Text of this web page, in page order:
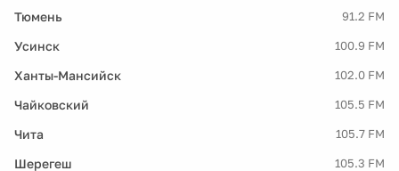
Тюмень 91.2 FM
Усинск 100.9 FM
Ханты-Мансийск 102.0 FM
Чайковский 105.5 FM
Чита 105.7 FM
Шерегеш 105.3 FM